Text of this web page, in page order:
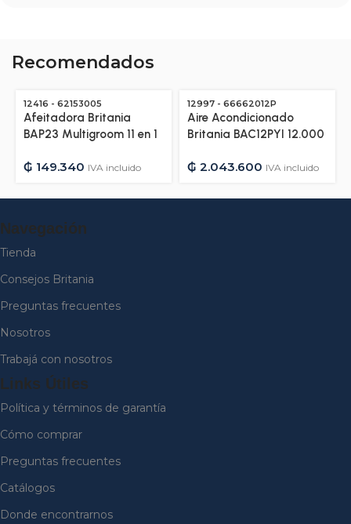
Recomendados
12416 - 62153005
Afeitadora Britania
BAP23 Multigroom 11 en 1
₲ 149.340 IVA incluido
12997 - 66662012P
Aire Acondicionado
Britania BAC12PYI 12.000
R410A – 220V/50HZ –
₲ 2.043.600 IVA incluido
Navegación
Tienda
Consejos Britania
Preguntas frecuentes
Nosotros
Trabajá con nosotros
Links Útiles
Política y términos de garantía
Cómo comprar
Preguntas frecuentes
Catálogos
Donde encontrarnos